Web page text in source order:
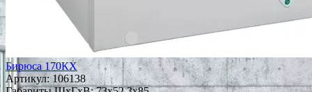
Бирюса 170КХ
Артикул:106138